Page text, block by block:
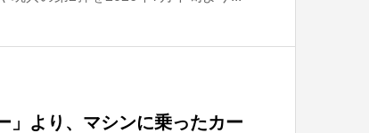
」より、マシンに乗ったカー